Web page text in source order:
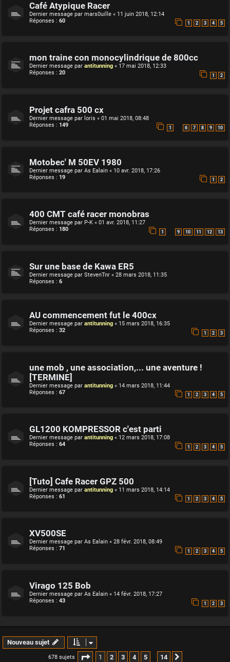
Café Atypique Racer
Dernier message par mars0uille « 11 juin 2018, 12:14
Réponses : 60 1 2 3 4 5
mon traine con monocylindrique de 800cc
Dernier message par antitunning « 17 mai 2018, 12:33
Réponses : 20 1 2
Projet cafra 500 cx
Dernier message par loris « 01 mai 2018, 08:48
Réponses : 149 1 6 7 8 9 10
Motobec' M 50EV 1980
Dernier message par As Ealain « 10 avr. 2018, 17:26
Réponses : 19 1 2
400 CMT café racer monobras
Dernier message par P-K « 01 avr. 2018, 11:27
Réponses : 180 1 9 10 11 12 13
Sur une base de Kawa ER5
Dernier message par StevenTnr « 28 mars 2018, 11:35
Réponses : 6
AU commencement fut le 400cx
Dernier message par antitunning « 15 mars 2018, 16:35
Réponses : 32 1 2 3
une mob , une association,... une aventure !
[TERMINE]
Dernier message par antitunning « 14 mars 2018, 11:44
Réponses : 67 1 2 3 4 5
GL1200 KOMPRESSOR c'est parti
Dernier message par antitunning « 12 mars 2018, 17:08
Réponses : 64 1 2 3 4 5
[Tuto] Cafe Racer GPZ 500
Dernier message par antitunning « 11 mars 2018, 14:14
Réponses : 61 1 2 3 4 5
XV500SE
Dernier message par As Ealain « 28 févr. 2018, 08:49
Réponses : 71 1 2 3 4 5
Virago 125 Bob
Dernier message par As Ealain « 14 févr. 2018, 17:27
Réponses : 43 1 2 3
Nouveau sujet
678 sujets Page 1sur14
1 2 3 4 5 14